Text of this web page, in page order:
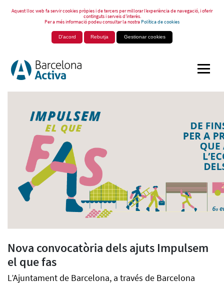
Aquest lloc web fa servir cookies pròpies i de tercers per millorar l’experiència de navegació, i oferir
continguts i serveis d’interès.
Per a més informació podeu consultar la nostraPolítica de cookies
D'acord Rebutja Gestionar cookies
Nova convocatòria dels ajuts Impulsem
el que fas
L’Ajuntament de Barcelona, a través de Barcelona